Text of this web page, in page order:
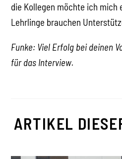
die Kollegen möchte ich mich
Lehrlinge brauchen
Funke: Viel Erfolg bei deinen
für das Interview.
ARTIKEL